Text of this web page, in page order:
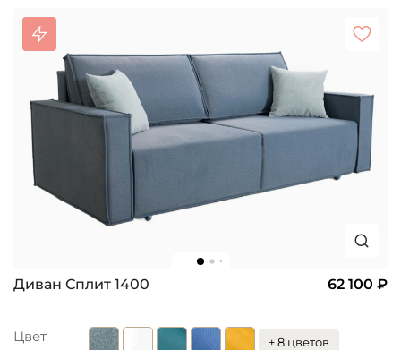
Диван Сплит 1400 62 100 ₽
Цвет + 8 цветов